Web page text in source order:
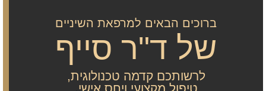
ברוכים הבאים למרפאת השיניים
של ד"ר סייף
לרשותכם קדמה טכנולוגית,